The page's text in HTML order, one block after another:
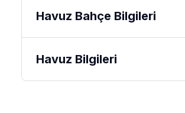
Havuz Bahçe Bilgileri
Havuz Bilgileri